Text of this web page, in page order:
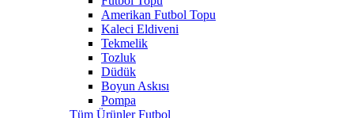
Amerikan Futbol Topu
Kaleci Eldiveni
Tekmelik
Tozluk
Düdük
Boyun Askısı
Pompa
Tüm Ürünler Futbol